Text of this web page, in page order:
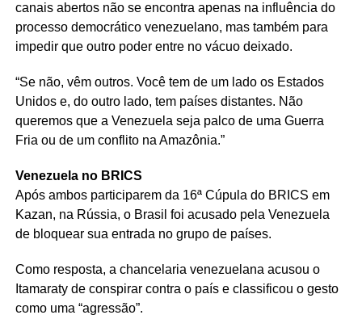
canais abertos não se encontra apenas na influência do
processo democrático venezuelano, mas também para
impedir que outro poder entre no vácuo deixado.
“Se não, vêm outros. Você tem de um lado os Estados
Unidos e, do outro lado, tem países distantes. Não
queremos que a Venezuela seja palco de uma Guerra
Fria ou de um conflito na Amazônia.”
Venezuela no BRICS
Após ambos participarem da 16ª Cúpula do BRICS em
Kazan, na Rússia, o Brasil foi acusado pela Venezuela
de bloquear sua entrada no grupo de países.
Como resposta, a chancelaria venezuelana acusou o
Itamaraty de conspirar contra o país e classificou o gesto
como uma “agressão”.